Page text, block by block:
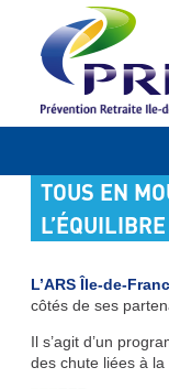
TOUS EN
L’ARS Île-de-
côtés de ses
Il s’agit d’un
des chute liées à la